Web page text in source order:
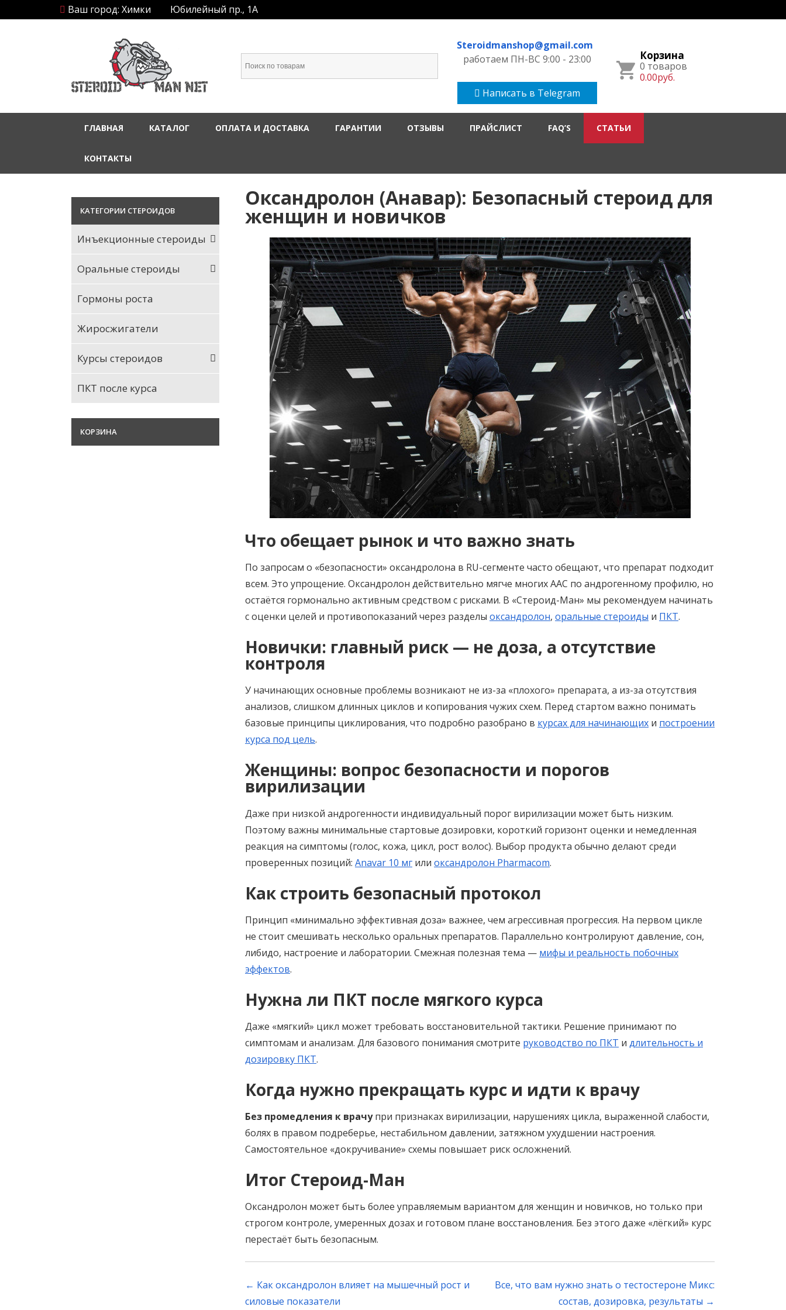
Ваш город: Химки Юбилейный пр., 1А
Steroidmanshop@gmail.com
работаем ПН-ВС 9:00 - 23:00
Написать в Telegram
Корзина
0 товаров
0.00руб.
ГЛАВНАЯ КАТАЛОГ ОПЛАТА И ДОСТАВКА ГАРАНТИИ ОТЗЫВЫ ПРАЙСЛИСТ FAQ’S СТАТЬИ
КОНТАКТЫ
КАТЕГОРИИ СТЕРОИДОВ
Инъекционные стероиды
Оральные стероиды
Гормоны роста
Жиросжигатели
Курсы стероидов
ПКТ после курса
КОРЗИНА
Оксандролон (Анавар): Безопасный стероид для
женщин и новичков
Что обещает рынок и что важно знать
По запросам о «безопасности» оксандролона в RU-сегменте часто обещают, что препарат подходит
всем. Это упрощение. Оксандролон действительно мягче многих ААС по андрогенному профилю, но
остаётся гормонально активным средством с рисками. В «Стероид-Ман» мы рекомендуем начинать
с оценки целей и противопоказаний через разделы оксандролон, оральные стероиды и ПКТ.
Новички: главный риск — не доза, а отсутствие
контроля
У начинающих основные проблемы возникают не из-за «плохого» препарата, а из-за отсутствия
анализов, слишком длинных циклов и копирования чужих схем. Перед стартом важно понимать
базовые принципы циклирования, что подробно разобрано в курсах для начинающих и построении
курса под цель.
Женщины: вопрос безопасности и порогов
вирилизации
Даже при низкой андрогенности индивидуальный порог вирилизации может быть низким.
Поэтому важны минимальные стартовые дозировки, короткий горизонт оценки и немедленная
реакция на симптомы (голос, кожа, цикл, рост волос). Выбор продукта обычно делают среди
проверенных позиций: Anavar 10 мг или оксандролон Pharmacom.
Как строить безопасный протокол
Принцип «минимально эффективная доза» важнее, чем агрессивная прогрессия. На первом цикле
не стоит смешивать несколько оральных препаратов. Параллельно контролируют давление, сон,
либидо, настроение и лаборатории. Смежная полезная тема — мифы и реальность побочных
эффектов.
Нужна ли ПКТ после мягкого курса
Даже «мягкий» цикл может требовать восстановительной тактики. Решение принимают по
симптомам и анализам. Для базового понимания смотрите руководство по ПКТ и длительность и
дозировку ПКТ.
Когда нужно прекращать курс и идти к врачу
Без промедления к врачупри признаках вирилизации, нарушениях цикла, выраженной слабости,
болях в правом подреберье, нестабильном давлении, затяжном ухудшении настроения.
Самостоятельное «докручивание» схемы повышает риск осложнений.
Итог Стероид-Ман
Оксандролон может быть более управляемым вариантом для женщин и новичков, но только при
строгом контроле, умеренных дозах и готовом плане восстановления. Без этого даже «лёгкий» курс
перестаёт быть безопасным.
Post
navigation
← Как оксандролон влияет на мышечный рост и
силовые показатели
Все, что вам нужно знать о тестостероне Микс:
состав, дозировка, результаты →